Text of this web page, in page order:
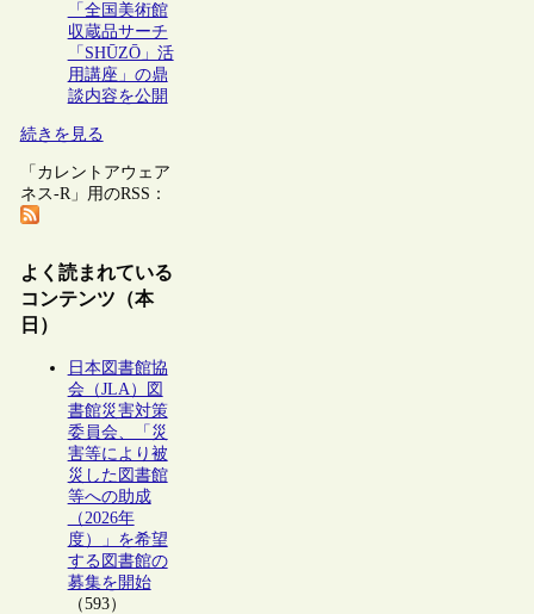
「全国美術館
収蔵品サーチ
「SHŪZŌ」活
用講座」の鼎
談内容を公開
続きを見る
「カレントアウェア
ネス-R」用のRSS：
よく読まれている
コンテンツ（本
日）
日本図書館協
会（JLA）図
書館災害対策
委員会、「災
害等により被
災した図書館
等への助成
（2026年
度）」を希望
する図書館の
募集を開始
（593）